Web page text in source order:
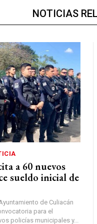
NOTICIAS
a 60 nuevos
sueldo inicial de
de Culiacán
para el
policías municipales y...